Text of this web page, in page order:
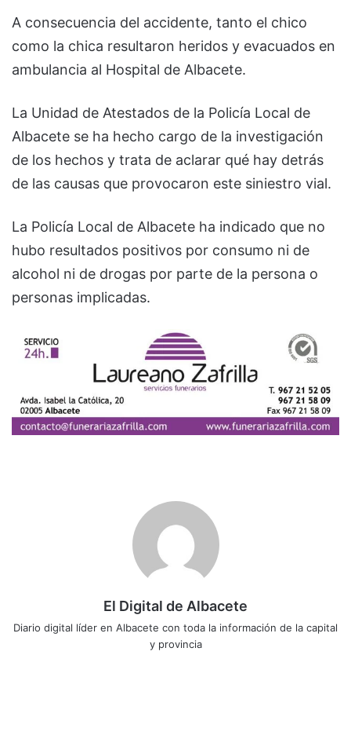
A consecuencia del accidente, tanto el chico
como la chica resultaron heridos y evacuados en
ambulancia al Hospital de Albacete.
La Unidad de Atestados de la Policía Local de
Albacete se ha hecho cargo de la investigación
de los hechos y trata de aclarar qué hay detrás
de las causas que provocaron este siniestro vial.
La Policía Local de Albacete ha indicado que no
hubo resultados positivos por consumo ni de
alcohol ni de drogas por parte de la persona o
personas implicadas.
El Digital de Albacete
Diario digital líder en Albacete con toda la información de la capital
y provincia